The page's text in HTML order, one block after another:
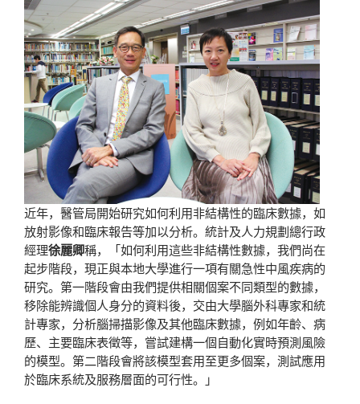
近年，醫管局開始研究如何利用非結構性的臨床數據，如
放射影像和臨床報告等加以分析。統計及人力規劃總行政
經理徐麗卿稱，「如何利用這些非結構性數據，我們尚在
起步階段，現正與本地大學進行一項有關急性中風疾病的
研究。第一階段會由我們提供相關個案不同類型的數據，
移除能辨識個人身分的資料後，交由大學腦外科專家和統
計專家，分析腦掃描影像及其他臨床數據，例如年齡、病
歷、主要臨床表徵等，嘗試建構一個自動化實時預測風險
的模型。第二階段會將該模型套用至更多個案，測試應用
於臨床系統及服務層面的可行性。」